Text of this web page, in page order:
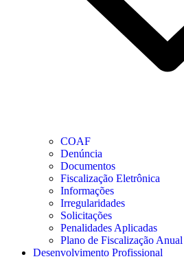
COAF
Denúncia
Documentos
Fiscalização Eletrônica
Informações
Irregularidades
Solicitações
Penalidades Aplicadas
Plano de Fiscalização Anual
Desenvolvimento Profissional